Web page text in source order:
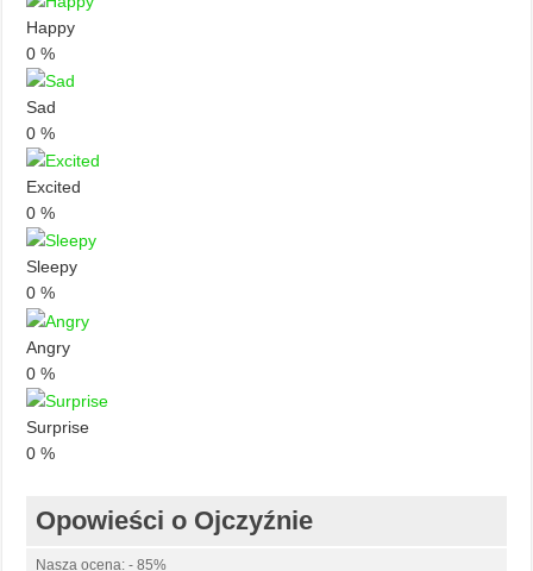
Happy
0 %
Sad
0 %
Excited
0 %
Sleepy
0 %
Angry
0 %
Surprise
0 %
Opowieści o Ojczyźnie
Nasza ocena: - 85%